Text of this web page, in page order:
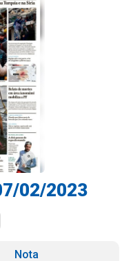
02/2023
Nota